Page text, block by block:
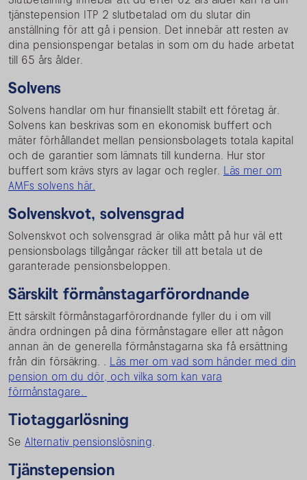
tjänstepension ITP 2 slutbetalad om du slutar din
anställning för att gå i pension. Det innebär att resten av
dina pensionspengar betalas in som om du hade arbetat
till 65 års ålder.
Solvens
Solvens handlar om hur finansiellt stabilt ett företag är.
Solvens kan beskrivas som en ekonomisk buffert och
mäter förhållandet mellan pensionsbolagets totala kapital
och de garantier som lämnats till kunderna. Hur stor
buffert som krävs styrs av lagar och regler. Läs mer om
AMFs solvens här.
Solvenskvot, solvensgrad
Solvenskvot och solvensgrad är olika mått på hur väl ett
pensionsbolags tillgångar räcker till att betala ut de
garanterade pensionsbeloppen.
Särskilt förmånstagarförordnande
Ett särskilt förmånstagarförordnande fyller du i om vill
ändra ordningen på dina förmånstagare eller att någon
annan än de generella förmånstagarna ska få ersättning
från din försäkring. . Läs mer om vad som händer med din
pension om du dör, och vilka som kan vara
förmånstagare.
Tiotaggarlösning
Se Alternativ pensionslösning.
Tjänstepension